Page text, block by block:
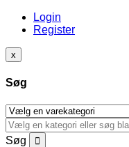
Login
Register
x
Søg
Søg